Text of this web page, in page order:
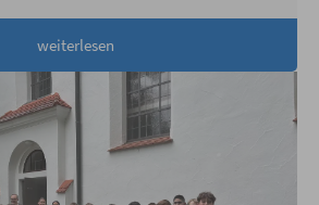
weiterlesen